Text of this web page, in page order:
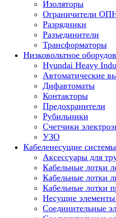
Изоляторы
Ограничители
Разрядники
Разъединители
Трансформаторы
Низковольтное
Hyundai Heavy
Автоматические
Дифавтоматы
Контакторы
Предохранители
Рубильники
Счетчики
УЗО
Кабеленесущие системы
Аксессуары для
Кабельные лотки
Кабельные лотки
Кабельные лотки
Несущие элементы
Соединительные